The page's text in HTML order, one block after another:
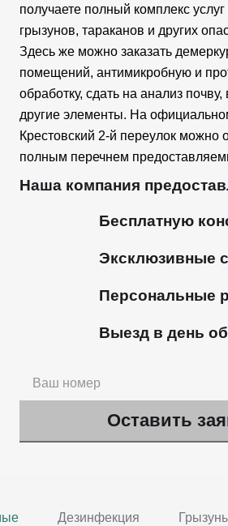
получаете полный комплекс
грызунов, тараканов и других
Здесь же можно заказать
помещений, антимикробную и
обработку, сдать на анализ
другие элементы. На
Крестовский 2-й переулок можно
полным перечнем
Наша компания
Бесплатную
Эксклюзивные
Персональные
Выезд в день
Дезинфекция